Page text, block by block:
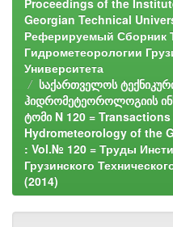
Proceedings of the
Georgian Technical
Реферируемый Сборник
Гидрометеорологии
Университета
საქართველოს
ჰიდრომეტეოროლოგიის
ტომი N 120 =
Hydrometeorology of the
: Vol.№ 120 = Труды
Грузинского
(2014)